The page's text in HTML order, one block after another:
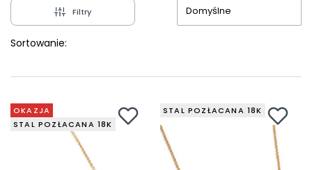
Filtry
Sortowanie:
Domyślne
OKAZJA
STAL POZŁACANA 18K
STAL POZŁACANA 18K